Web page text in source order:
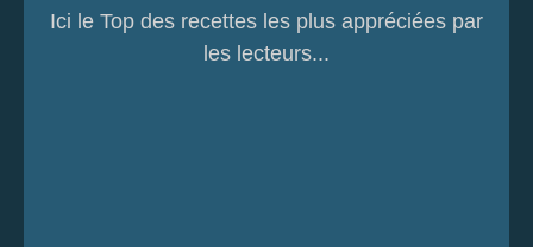
Ici le Top des recettes les plus appréciées par
les lecteurs...